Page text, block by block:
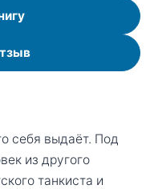
себя выдаёт. Под
из другого
танкиста и